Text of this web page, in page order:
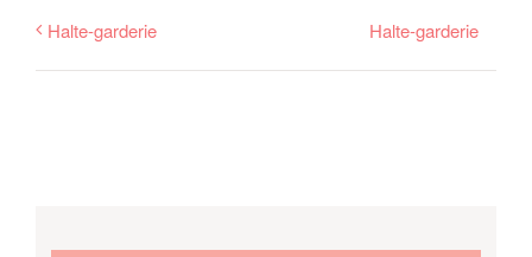
Halte-garderie Halte-garderie